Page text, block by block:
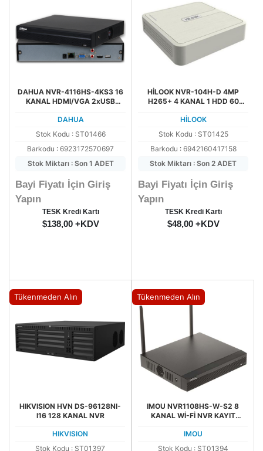
DAHUA NVR-4116HS-4KS3 16
KANAL HDMI/VGA 2xUSB
CİHAZI
DAHUA
Stok Kodu : ST01466
Barkodu : 6923172570697
Stok Miktarı : Son 1 ADET
Bayi Fiyatı İçin Giriş
Yapın
TESK Kredi Kartı
$138,00 +KDV
HİLOOK NVR-104H-D 4MP
H265+ 4 KANAL 1 HDD 60
HİLOOK
Stok Kodu : ST01425
Barkodu : 6942160417158
Stok Miktarı : Son 2 ADET
Bayi Fiyatı İçin Giriş
Yapın
TESK Kredi Kartı
$48,00 +KDV
Tükenmeden Alın
HIKVISION HVN DS-96128NI-
I16 128 KANAL NVR
HIKVISION
Stok Kodu : ST01397
Tükenmeden Alın
IMOU NVR1108HS-W-S2 8
KANAL Wİ-Fİ NVR KAYIT
IMOU
Stok Kodu : ST01394